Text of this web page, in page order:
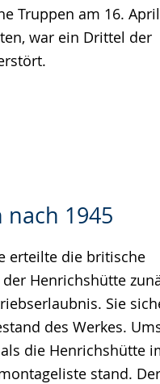
Truppen am 16.
war ein Drittel der
1945
erteilte die britische
Henrichshütte
Sie
des Werkes.
die Henrichshütte
stand. Der